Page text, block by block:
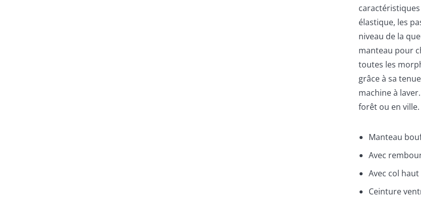
élastique, les
niveau de la
manteau pour
toutes les
grâce à sa
machine à
forêt ou en ville.
Manteau
Avec
Avec col
Ceinture